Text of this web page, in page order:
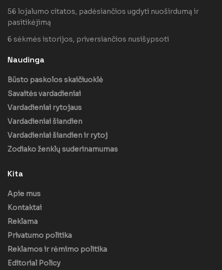
56 lojalumo citatos, padėsiančios ugdyti nuoširdumą ir
pasitikėjimą
6 sėkmės istorijos, priversiančios nusišypsoti
Naudinga
Būsto paskolos skaičiuoklė
Savaitės vardadieniai
Vardadieniai rytojaus
Vardadieniai šiandien
Vardadieniai šiandien ir rytoj
Zodiako ženklų suderinamumas
Kita
Apie mus
Kontaktai
Reklama
Privatumo politika
Reklamos ir rėmimo politika
Editorial Policy